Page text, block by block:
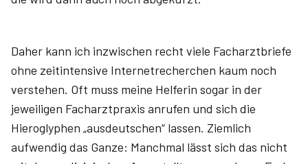
Daher kann ich inzwischen recht viele Facharztbriefe
ohne zeitintensive Internetrecherchen kaum noch
verstehen. Oft muss meine Helferin sogar in der
jeweiligen Facharztpraxis anrufen und sich die
Hieroglyphen „ausdeutschen“ lassen. Ziemlich
aufwendig das Ganze: Manchmal lässt sich das nicht